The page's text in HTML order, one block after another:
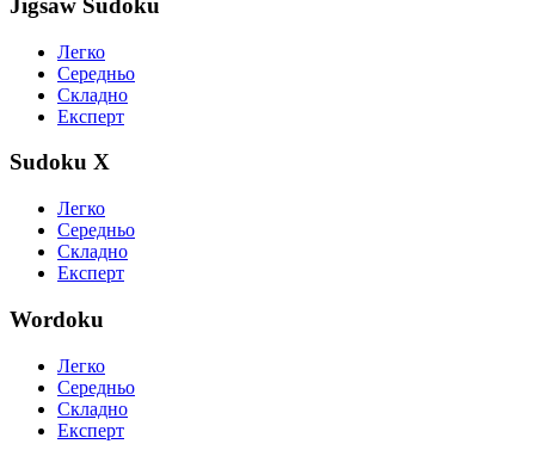
Jigsaw Sudoku
Легко
Середньо
Складно
Експерт
Sudoku X
Легко
Середньо
Складно
Експерт
Wordoku
Легко
Середньо
Складно
Експерт